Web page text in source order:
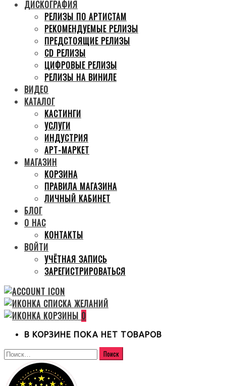
ДИСКОГРАФИЯ
РЕЛИЗЫ ПО АРТИСТАМ
РЕКОМЕНДУЕМЫЕ РЕЛИЗЫ
ПРЕДСТОЯЩИЕ РЕЛИЗЫ
CD РЕЛИЗЫ
ЦИФРОВЫЕ РЕЛИЗЫ
РЕЛИЗЫ НА ВИНИЛЕ
ВИДЕО
КАТАЛОГ
КАСТИНГИ
УСЛУГИ
ИНДУСТРИЯ
АРТ-МАРКЕТ
МАГАЗИН
КОРЗИНА
ПРАВИЛА МАГАЗИНА
ЛИЧНЫЙ КАБИНЕТ
БЛОГ
О НАС
КОНТАКТЫ
ВОЙТИ
УЧЁТНАЯ ЗАПИСЬ
ЗАРЕГИСТРИРОВАТЬСЯ
0
В КОРЗИНЕ ПОКА НЕТ ТОВАРОВ